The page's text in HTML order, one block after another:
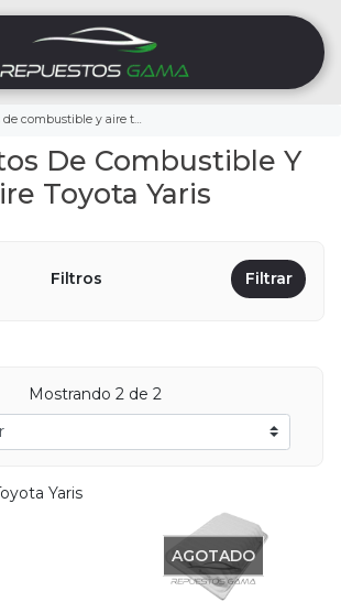
combustible y aire toyota yaris
De Combustible Y
Toyota Yaris
Filtros Filtrar
Mostrando 2 de 2
AGOTADO